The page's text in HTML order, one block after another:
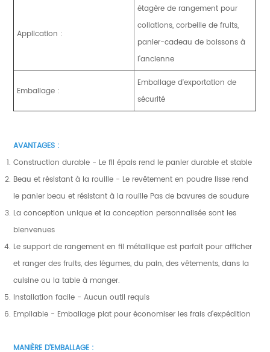
Application :
étagère de rangement pour
collations, corbeille de fruits,
panier-cadeau de boissons à
l'ancienne
Emballage :
Emballage d'exportation de
sécurité
AVANTAGES :
Construction durable - Le fil épais rend le panier durable et stable
Beau et résistant à la rouille - Le revêtement en poudre lisse rend
le panier beau et résistant à la rouille Pas de bavures de soudure
La conception unique et la conception personnalisée sont les
bienvenues
Le support de rangement en fil métallique est parfait pour afficher
et ranger des fruits, des légumes, du pain, des vêtements, dans la
cuisine ou la table à manger.
Installation facile - Aucun outil requis
Empilable - Emballage plat pour économiser les frais d'expédition
MANIÈRE D'EMBALLAGE :